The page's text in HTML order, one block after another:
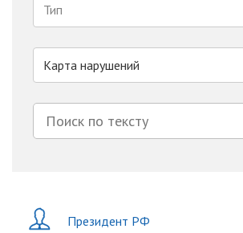
Тип
Карта нарушений
Президент РФ